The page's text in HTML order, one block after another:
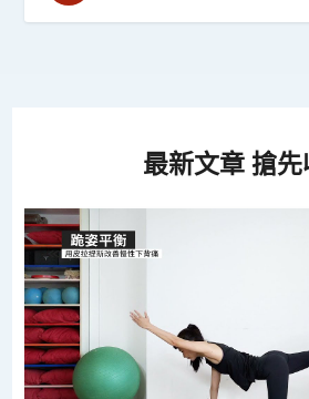
最新文章 搶